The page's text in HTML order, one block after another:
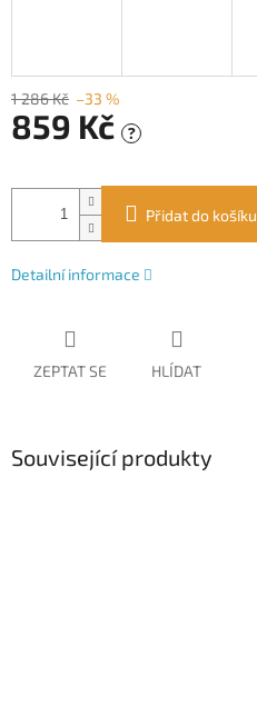
1 286 Kč –33 %
859 Kč ?
cena:
Přidat do košíku
Detailní informace
ZEPTAT SE HLÍDAT
Související produkty